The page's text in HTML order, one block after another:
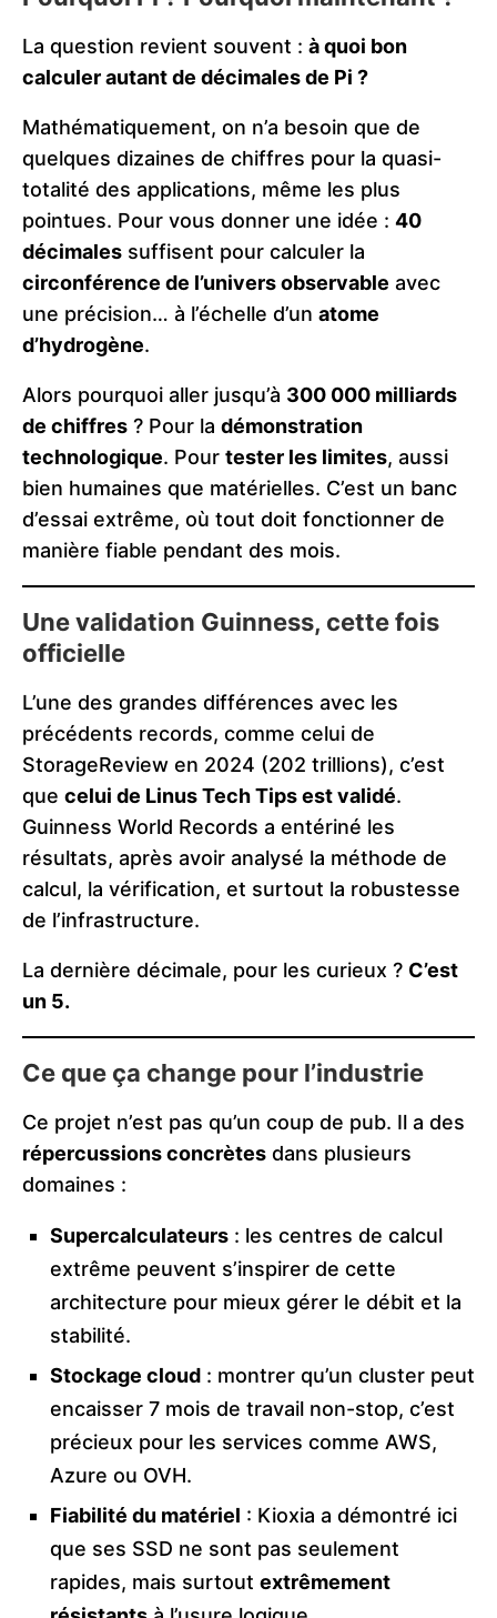
La question revient souvent : à quoi bon
calculer autant de décimales de Pi ?
Mathématiquement, on n’a besoin que de
quelques dizaines de chiffres pour la quasi-
totalité des applications, même les plus
pointues. Pour vous donner une idée : 40
décimales suffisent pour calculer la
circonférence de l’univers observable avec
une précision… à l’échelle d’un atome
d’hydrogène.
Alors pourquoi aller jusqu’à 300 000 milliards
de chiffres ? Pour la démonstration
technologique. Pour tester les limites, aussi
bien humaines que matérielles. C’est un banc
d’essai extrême, où tout doit fonctionner de
manière fiable pendant des mois.
Une validation Guinness, cette fois
officielle
L’une des grandes différences avec les
précédents records, comme celui de
StorageReview en 2024 (202 trillions), c’est
que celui de Linus Tech Tips est validé.
Guinness World Records a entériné les
résultats, après avoir analysé la méthode de
calcul, la vérification, et surtout la robustesse
de l’infrastructure.
La dernière décimale, pour les curieux ? C’est
un 5.
Ce que ça change pour l’industrie
Ce projet n’est pas qu’un coup de pub. Il a des
répercussions concrètes dans plusieurs
domaines :
Supercalculateurs : les centres de calcul
extrême peuvent s’inspirer de cette
architecture pour mieux gérer le débit et la
stabilité.
Stockage cloud : montrer qu’un cluster peut
encaisser 7 mois de travail non-stop, c’est
précieux pour les services comme AWS,
Azure ou OVH.
Fiabilité du matériel : Kioxia a démontré ici
que ses SSD ne sont pas seulement
rapides, mais surtout extrêmement